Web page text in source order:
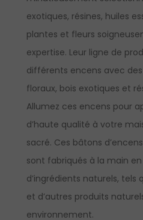
exotiques, résines, huiles
plantes et fleurs
expertise. Leur ligne de
différents encens avec
floraux, bois exotiques et
Allumez ces encens pour
d’haute qualité à votre
sacré. Ces bâtons
sont fabriqués à la main
d’ingrédients naturels, tels
et d’autres produits
environnement.